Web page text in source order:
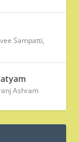
Sampatti,
Ashram